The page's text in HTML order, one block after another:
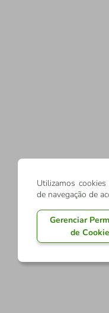
Utilizamos
de navegação de
Gerenciar
de